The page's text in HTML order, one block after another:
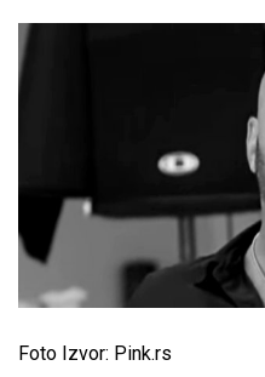
Foto Izvor: Pink.rs